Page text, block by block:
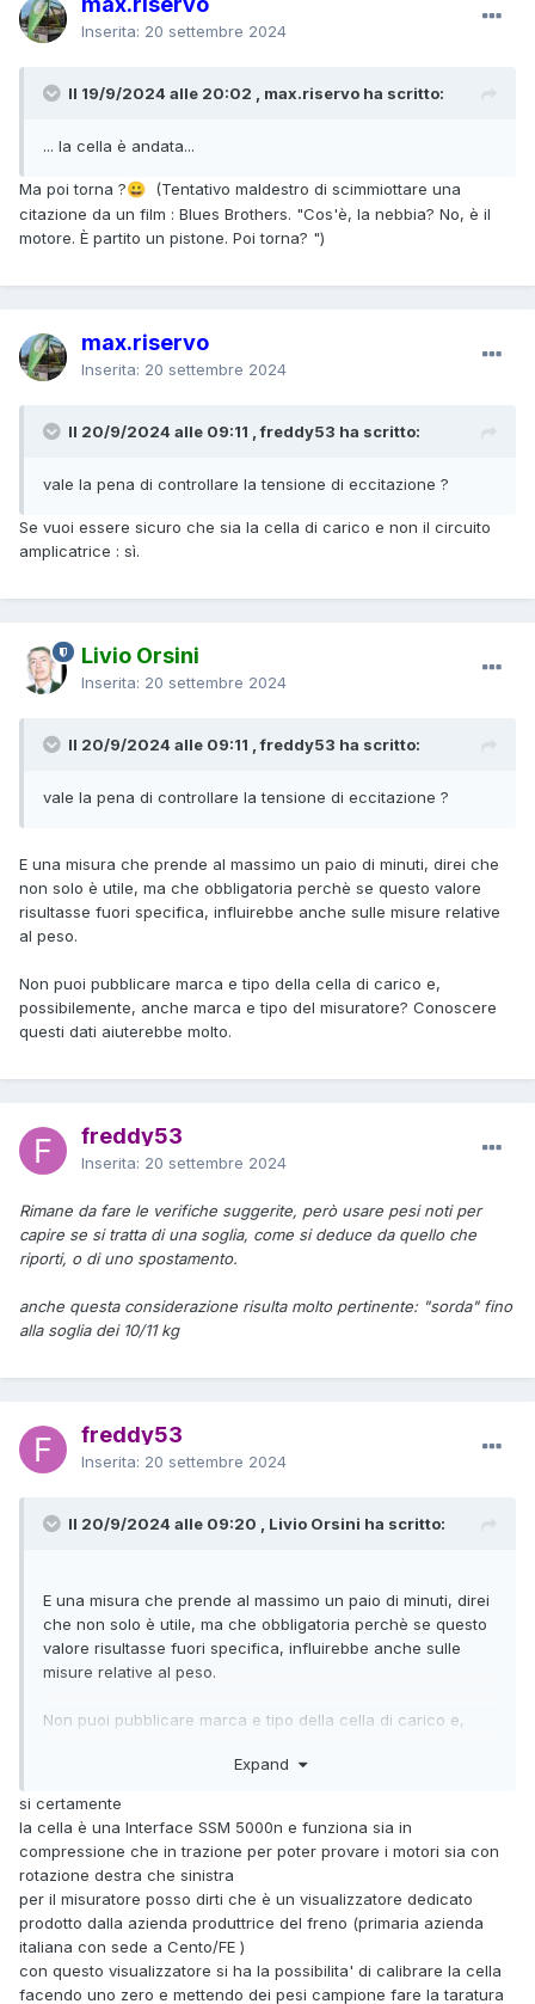
Inserita: 20 settembre 2024
Il 19/9/2024 alle 20:02 , max.riservo ha scritto:
... la cella è andata...
Ma poi torna ?😀 (Tentativo maldestro di scimmiottare una
citazione da un film : Blues Brothers. "Cos'è, la nebbia? No, è il
motore. È partito un pistone. Poi torna? ")
max.riservo
Inserita: 20 settembre 2024
Il 20/9/2024 alle 09:11 , freddy53 ha scritto:
vale la pena di controllare la tensione di eccitazione ?
Se vuoi essere sicuro che sia la cella di carico e non il circuito
amplicatrice : sì.
Livio Orsini
Inserita: 20 settembre 2024
Il 20/9/2024 alle 09:11 , freddy53 ha scritto:
vale la pena di controllare la tensione di eccitazione ?
E una misura che prende al massimo un paio di minuti, direi che
non solo è utile, ma che obbligatoria perchè se questo valore
risultasse fuori specifica, influirebbe anche sulle misure relative
al peso.
Non puoi pubblicare marca e tipo della cella di carico e,
possibilemente, anche marca e tipo del misuratore? Conoscere
questi dati aiuterebbe molto.
freddy53
Inserita: 20 settembre 2024
Rimane da fare le verifiche suggerite, però usare pesi noti per
capire se si tratta di una soglia, come si deduce da quello che
riporti, o di uno spostamento.
anche questa considerazione risulta molto pertinente: "sorda" fino
alla soglia dei 10/11 kg
freddy53
Inserita: 20 settembre 2024
Il 20/9/2024 alle 09:20 , Livio Orsini ha scritto:
E una misura che prende al massimo un paio di minuti, direi
che non solo è utile, ma che obbligatoria perchè se questo
valore risultasse fuori specifica, influirebbe anche sulle
misure relative al peso.
Non puoi pubblicare marca e tipo della cella di carico e,
Conoscere questi dati aiuterebbe molto.
Expand
si certamente
la cella è una Interface SSM 5000n e funziona sia in
compressione che in trazione per poter provare i motori sia con
rotazione destra che sinistra
per il misuratore posso dirti che è un visualizzatore dedicato
prodotto dalla azienda produttrice del freno (primaria azienda
italiana con sede a Cento/FE )
con questo visualizzatore si ha la possibilita' di calibrare la cella
facendo uno zero e mettendo dei pesi campione fare la taratura